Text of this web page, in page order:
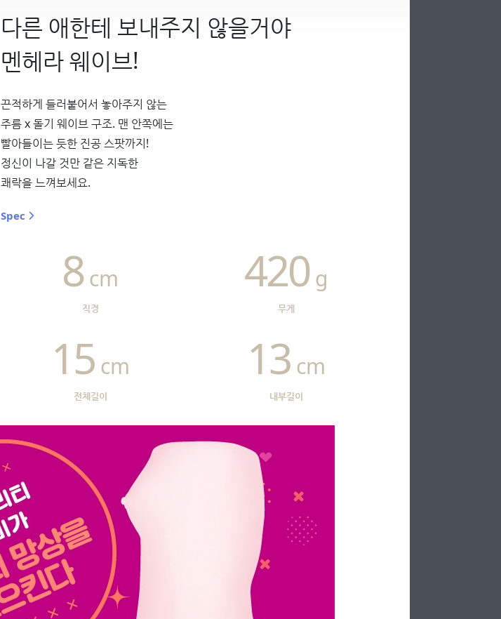
다른 애한테 보내주지 않을거야
멘헤라 웨이브!
끈적하게 들러붙어서 놓아주지 않는
주름 x 돌기 웨이브 구조. 맨 안쪽에는
빨아들이는 듯한 진공 스팟까지!
정신이 나갈 것만 같은 지독한
쾌락을 느껴보세요.
Spec
직경
8 cm
무게
420 g
전체길이
15 cm
내부길이
13 cm